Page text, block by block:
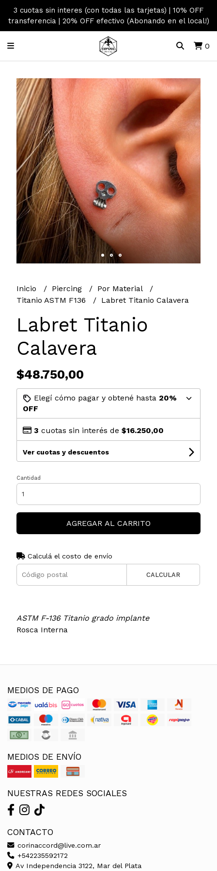
3 cuotas sin interes (con todas las tarjetas) | 10% OFF
transferencia | 20% OFF efectivo (Abonando en el local!)
0
Inicio Piercing
Por Material
Titanio ASTM F136
Labret Titanio Calavera
Labret Titanio
Calavera
$48.750,00
Elegí cómo pagar y obtené hasta 20%
OFF
3 cuotas sin interés de $16.250,00
Ver cuotas y descuentos
Cantidad
AGREGAR AL CARRITO
Calculá el costo de envío
CALCULAR
ASTM F-136 Titanio grado implante
Rosca Interna
MEDIOS DE PAGO
MEDIOS DE ENVÍO
NUESTRAS REDES SOCIALES
CONTACTO
corinaccord@live.com.ar
+542235592172
Av Independencia 3122, Mar del Plata